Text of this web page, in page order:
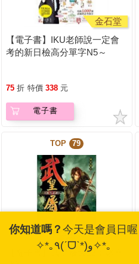
金石堂
【電子書】IKU老師說一定會
考的新日檢高分單字N5～
75 折 特價 338 元
電子書
TOP 79
金石堂
【電子書】武皇屠天13：冰雪
你知道嗎？ 今天是會員日喔
✧*｡٩(ˊᗜˋ*)و✧*｡